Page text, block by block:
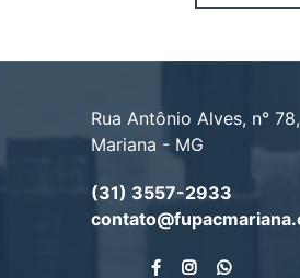
Rua Antônio Alves, n°
Mariana - MG
(31) 3557-2933